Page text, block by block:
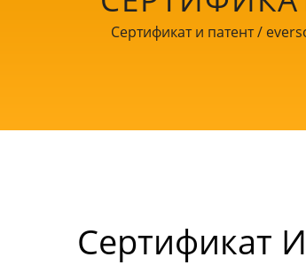
ГОДИНИ
Сертификат и патент /
Като пазител на
нашите клиенти по
Сертификат